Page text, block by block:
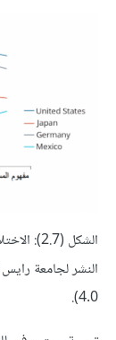
الشكل
4.0).